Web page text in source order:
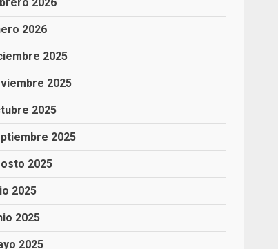
2026
2025
2025
2025
2025
2025
2025
2025
2025